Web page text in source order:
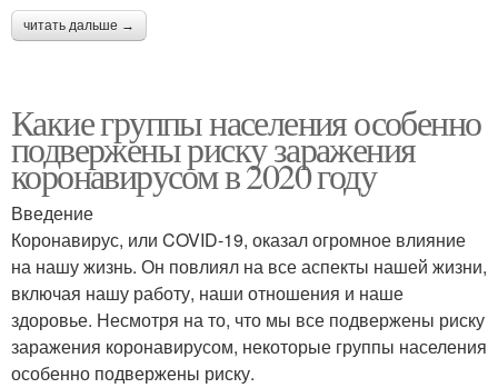
читать дальше →
Какие группы населения особенно
подвержены риску заражения
коронавирусом в 2020 году
Введение
Коронавирус, или COVID-19, оказал огромное влияние
на нашу жизнь. Он повлиял на все аспекты нашей жизни,
включая нашу работу, наши отношения и наше
здоровье. Несмотря на то, что мы все подвержены риску
заражения коронавирусом, некоторые группы населения
особенно подвержены риску.